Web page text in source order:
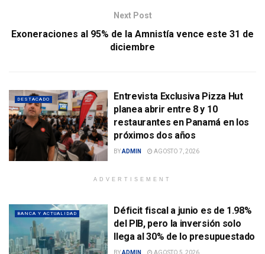
Next Post
Exoneraciones al 95% de la Amnistía vence este 31 de
diciembre
DESTACADO
Entrevista Exclusiva Pizza Hut
planea abrir entre 8 y 10
restaurantes en Panamá en los
próximos dos años
BYADMIN AGOSTO 7, 2026
ADVERTISEMENT
BANCA Y ACTUALIDAD
Déficit fiscal a junio es de 1.98%
del PIB, pero la inversión solo
llega al 30% de lo presupuestado
BYADMIN AGOSTO 5, 2026